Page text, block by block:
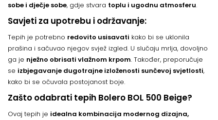
sobe i dječje sobe, gdje stvara toplu i ugodnu atmosferu.
Savjeti za upotrebu i održavanje:
Tepih je potrebno redovito usisavati kako bi se uklonila
prašina i sačuvao njegov svjež izgled. U slučaju mrlja, dovoljno
ga je nježno obrisati vlažnom krpom. Također, preporučuje
se izbjegavanje dugotrajne izloženosti sunčevoj svjetlosti,
kako bi se očuvala postojanost boje.
Zašto odabrati tepih Bolero BOL 500 Beige?
Ovaj tepih je idealna kombinacija modernog dizajna,